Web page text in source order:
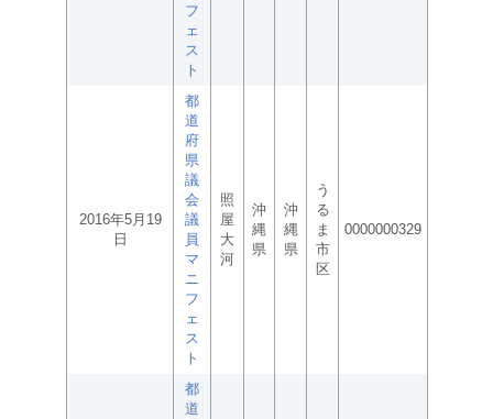
フ
ェ
ス
ト
2016年5月19
日
都
道
府
県
議
会
議
員
マ
ニ
フ
ェ
ス
ト
照
屋
大
河
沖
縄
県
沖
縄
県
う
る
ま
市
区
0000000329
都
道